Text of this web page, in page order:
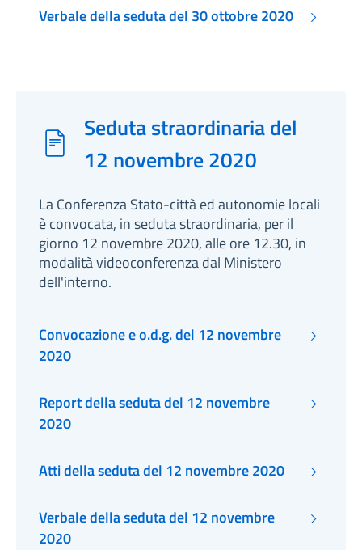
Verbale della seduta del 30 ottobre 2020
Seduta straordinaria del
12 novembre 2020
La Conferenza Stato-città ed autonomie locali
è convocata, in seduta straordinaria, per il
giorno 12 novembre 2020, alle ore 12.30, in
modalità videoconferenza dal Ministero
dell'interno.
Convocazione e o.d.g. del 12 novembre
2020
Report della seduta del 12 novembre
2020
Atti della seduta del 12 novembre 2020
Verbale della seduta del 12 novembre
2020